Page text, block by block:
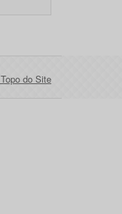
Topo do Site